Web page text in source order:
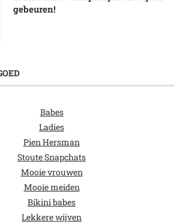
gebeuren!
Babes
Ladies
Pien Hersman
Stoute Snapchats
Mooie vrouwen
Mooie meiden
Bikini babes
Lekkere wijven